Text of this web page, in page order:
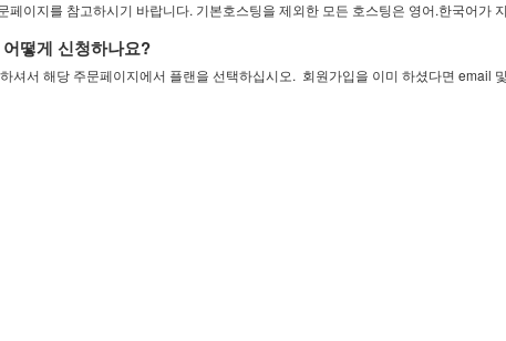
페이지를 참고하시기 바랍니다. 기본호스팅을 제외한 모든 호스팅은 영어.한국어가
떻게 신청하나요?
셔서 해당 주문페이지에서 플랜을 선택하십시오. 회원가입을 이미 하셨다면 email